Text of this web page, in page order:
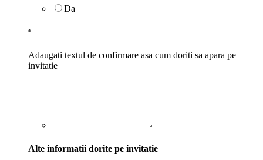
Da
*
Adaugati textul de confirmare asa cum doriti sa apara pe
invitatie
Alte informatii dorite pe invitatie